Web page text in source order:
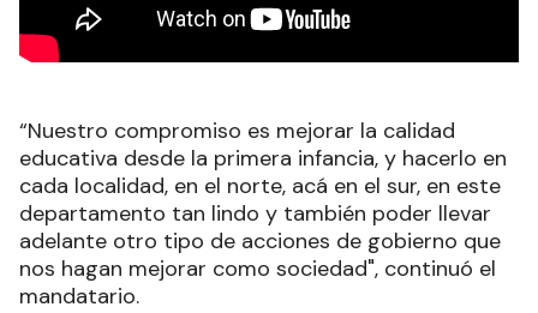
“Nuestro compromiso es mejorar la calidad
educativa desde la primera infancia, y hacerlo en
cada localidad, en el norte, acá en el sur, en este
departamento tan lindo y también poder llevar
adelante otro tipo de acciones de gobierno que
nos hagan mejorar como sociedad", continuó el
mandatario.